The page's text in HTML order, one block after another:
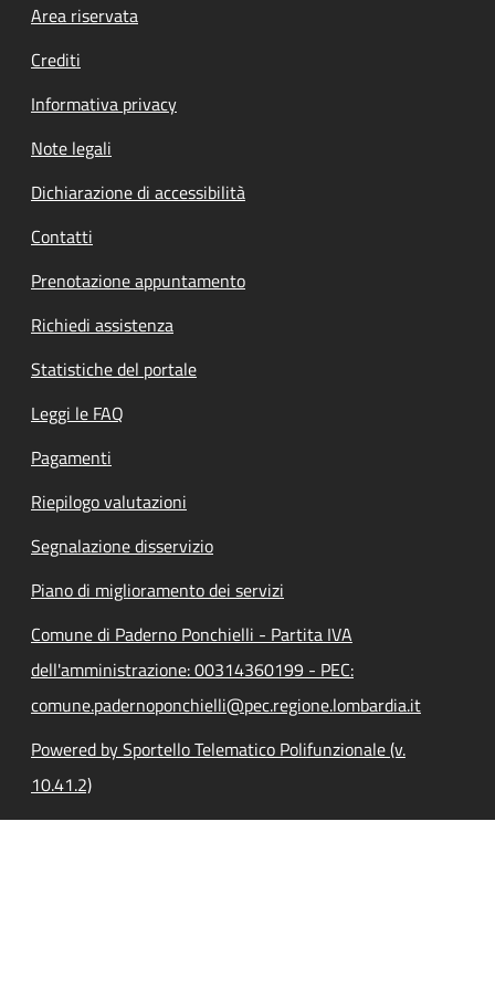
Footer menu
Area riservata
Crediti
Informativa privacy
Note legali
Dichiarazione di accessibilità
Contatti
Prenotazione appuntamento
Richiedi assistenza
Statistiche del portale
Leggi le FAQ
Pagamenti
Riepilogo valutazioni
Segnalazione disservizio
Piano di miglioramento dei servizi
Comune di Paderno Ponchielli - Partita IVA
dell'amministrazione: 00314360199 - PEC:
comune.padernoponchielli@pec.regione.lombardia.it
Powered by Sportello Telematico Polifunzionale (v.
10.41.2)